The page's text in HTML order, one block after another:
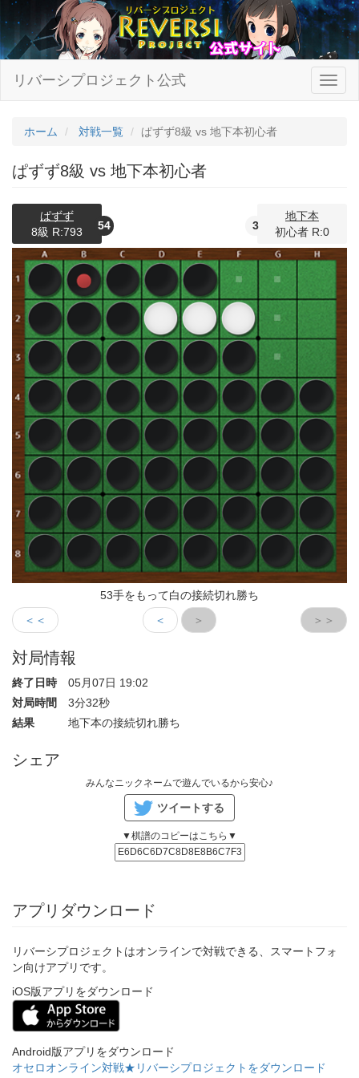
リバーシプロジェクト公式
ホーム 対戦一覧 ぱずず8級 vs 地下本初心者
ぱずず8級 vs 地下本初心者
ぱずず
8級 R:793
54
地下本
初心者 R:0
3
53手をもって白の接続切れ勝ち
＜＜
＜ ＞ ＞＞
対局情報
終了日時
05月07日 19:02
対局時間
3分32秒
結果
地下本の接続切れ勝ち
シェア
みんなニックネームで遊んでいるから安心♪
ツイートする
▼棋譜のコピーはこちら▼
アプリダウンロード
リバーシプロジェクトはオンラインで対戦できる、スマートフォ
ン向けアプリです。
iOS版アプリをダウンロード
Android版アプリをダウンロード
オセロオンライン対戦★リバーシプロジェクトをダウンロード